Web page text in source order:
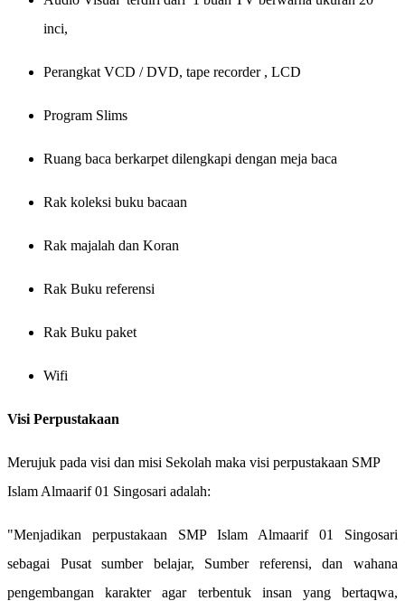
inci,
Perangkat VCD / DVD, tape recorder , LCD
Program Slims
Ruang baca berkarpet dilengkapi dengan meja baca
Rak koleksi buku bacaan
Rak majalah dan Koran
Rak Buku referensi
Rak Buku paket
Wifi
Visi Perpustakaan
Merujuk pada visi dan misi Sekolah maka visi perpustakaan SMP
Islam Almaarif 01 Singosari adalah:
"Menjadikan perpustakaan SMP Islam Almaarif 01 Singosari
sebagai Pusat sumber belajar, Sumber referensi, dan wahana
pengembangan karakter agar terbentuk insan yang bertaqwa,